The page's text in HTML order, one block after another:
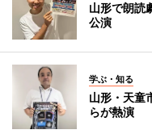
山形で朗読
公演
学ぶ・知る
山形・天
らが熱演